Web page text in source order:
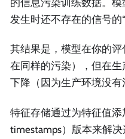
的信息污染训练数据。
发生时还不存在的信号的
其结果是，模型在你的
在同样的污染），但在
下降（因为生产环境没有
特征存储通过为特征值
timestamps）版本来解